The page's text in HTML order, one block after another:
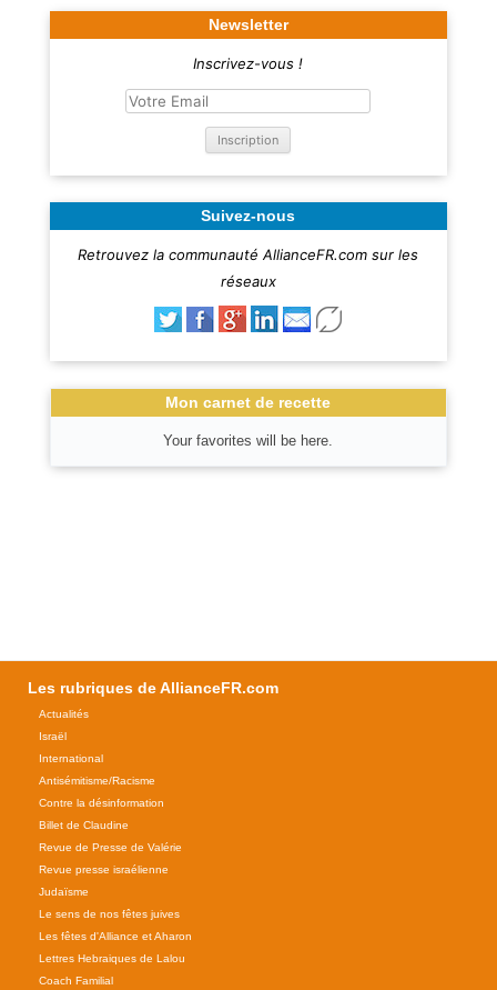
Newsletter
Inscrivez-vous !
Suivez-nous
Retrouvez la communauté AllianceFR.com sur les
réseaux
Mon carnet de recette
Your favorites will be here.
Les rubriques de AllianceFR.com
Actualités
Israël
International
Antisémitisme/Racisme
Contre la désinformation
Billet de Claudine
Revue de Presse de Valérie
Revue presse israélienne
Judaïsme
Le sens de nos fêtes juives
Les fêtes d'Alliance et Aharon
Lettres Hebraiques de Lalou
Coach Familial